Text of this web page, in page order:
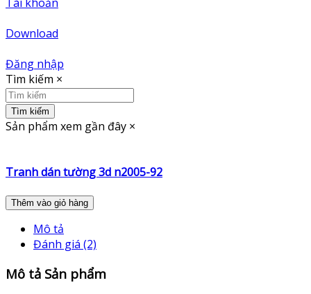
Download
Đăng nhập
Tìm kiếm ×
Tìm kiếm
Sản phẩm xem gần đây ×
Tranh dán tường 3d n2005-92
Thêm vào giỏ hàng
Mô tả
Đánh giá (2)
Mô tả Sản phẩm